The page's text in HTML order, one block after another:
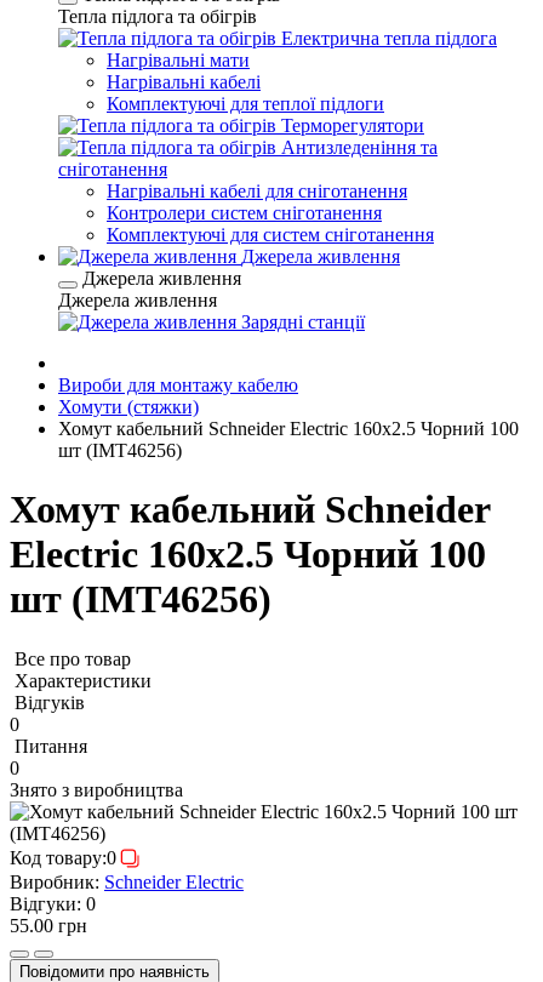
Тепла підлога та обігрів
Електрична тепла підлога
Нагрівальні мати
Нагрівальні кабелі
Комплектуючі для теплої підлоги
Терморегулятори
Антизледеніння та
сніготанення
Нагрівальні кабелі для сніготанення
Контролери систем сніготанення
Комплектуючі для систем сніготанення
Джерела живлення
Джерела живлення
Джерела живлення
Зарядні станції
Вироби для монтажу кабелю
Хомути (стяжки)
Хомут кабельний Schneider Electric 160х2.5 Чорний 100
шт (IMT46256)
Хомут кабельний Schneider
Electric 160х2.5 Чорний 100
шт (IMT46256)
Все про товар
Характеристики
Відгуків
0
Питання
0
Знято з виробництва
Код товару:0
Виробник: Schneider Electric
Відгуки: 0
55.00 грн
Повідомити про наявність